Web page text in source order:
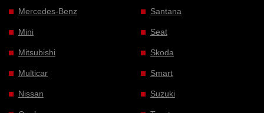
Mercedes-Benz
Mini
Mitsubishi
Multicar
Nissan
Santana
Seat
Skoda
Smart
Suzuki